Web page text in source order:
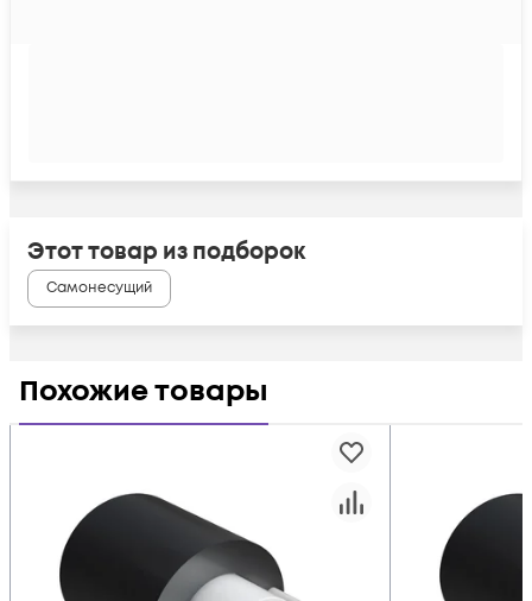
Этот товар из подборок
Самонесущий
Похожие товары